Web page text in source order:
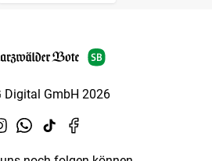
Digital GmbH 2026